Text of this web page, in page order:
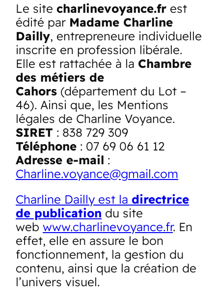
Le site charlinevoyance.fr est
édité par Madame Charline
Dailly, entrepreneure individuelle
inscrite en profession libérale.
Elle est rattachée à la Chambre
des métiers de
Cahors (département du Lot –
46). Ainsi que, les Mentions
légales de Charline Voyance.
SIRET : 838 729 309
Téléphone : 07 69 06 61 12
Adresse e-mail :
Charline.voyance@gmail.com
Charline Dailly est la directrice
de publication du site
web www.charlinevoyance.fr. En
effet, elle en assure le bon
fonctionnement, la gestion du
contenu, ainsi que la création de
l’univers visuel.